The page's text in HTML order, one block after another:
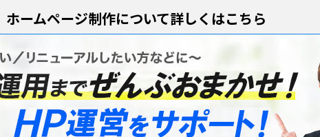
ホームページ制作について詳しくはこちら